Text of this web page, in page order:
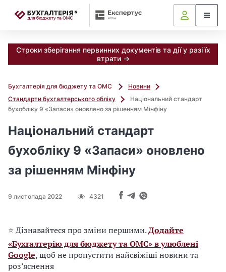
Строки зберігання первинних документів та дії у разі їх
втрати →
Бухгалтерія для бюджету та ОМС
Новини
Стандарти бухгалтерського обліку
Національний стандарт
бухобліку 9 «Запаси» оновлено за рішенням Мінфіну
Національний стандарт
бухобліку 9 «Запаси» оновлено
за рішенням Мінфіну
9 листопада 2022 4321
⭐ Дізнавайтеся про зміни першими.Додайте
«Бухгалтерію для бюджету та ОМС» в улюблені
Google, щоб не пропустити найсвіжіші новини та
роз’яснення